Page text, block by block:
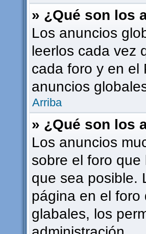
» ¿Qué son los
Los anuncios
leerlos cada vez
cada foro y en el
anuncios
Arriba
» ¿Qué son los
Los anuncios
sobre el foro
que sea posible.
página en el foro
glabales, los